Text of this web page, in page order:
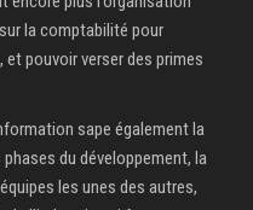
la comptabilité pour
pouvoir verser des primes
sape également la
du développement, la
les unes des autres,